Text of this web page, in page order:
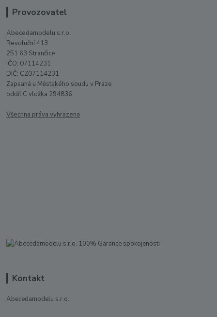
Provozovatel
Abecedamodelu s.r.o.
Revoluční 413
251 63 Strančice
IČO: 07114231
DIČ: CZ07114231
Zapsaná u Městského soudu v Praze
oddíl C vložka 294836
Všechna práva vyhrazena
Kontakt
Abecedamodelu s.r.o.